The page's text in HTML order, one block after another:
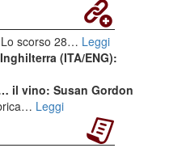
Lo scorso 28… Leggi
(ITA/ENG):
il vino: Susan Gordon
Leggi